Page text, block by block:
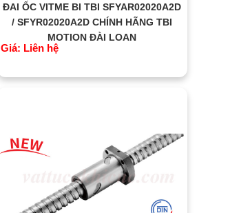
ĐAI ỐC VITME BI TBI SFYAR02020A2D
/ SFYR02020A2D CHÍNH HÃNG TBI
MOTION ĐÀI LOAN
Giá: Liên hệ